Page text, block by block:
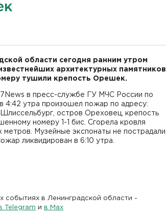
области сегодня ранним утром
архитектурных памятников
тушили крепость Орешек.
в пресс-службе ГУ МЧС России по
4:42 утра произошел пожар по адресу:
остров Ореховец, крепость
номеру 1-1 бис. Сгорела кровля
Музейные экспонаты не пострадали.
ликвидирован в 6:10 утра.
событиях в Ленинградской области -
Telegram и в Maх